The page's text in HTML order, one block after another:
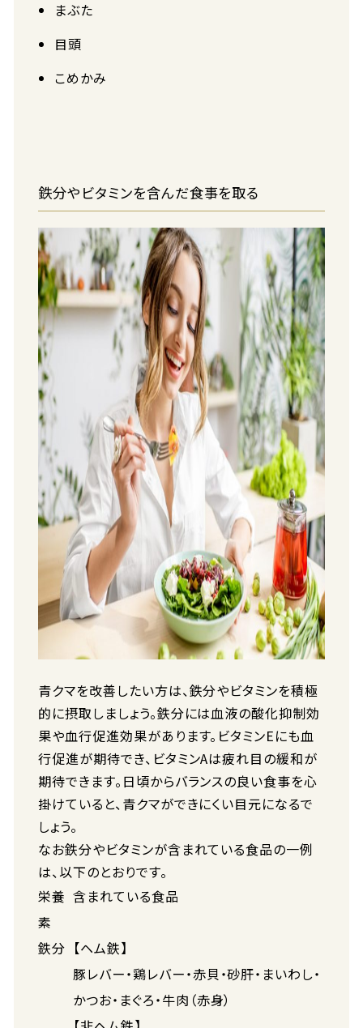
まぶた
目頭
こめかみ
鉄分やビタミンを含んだ食事を取る
青クマを改善したい方は、鉄分やビタミンを積極
的に摂取しましょう。鉄分には血液の酸化抑制効
果や血行促進効果があります。ビタミンEにも血
行促進が期待でき、ビタミンAは疲れ目の緩和が
期待できます。日頃からバランスの良い食事を心
掛けていると、青クマができにくい目元になるで
しょう。
なお鉄分やビタミンが含まれている食品の一例
は、以下のとおりです。
栄養
素
含まれている食品
鉄分 【ヘム鉄】
豚レバー・鶏レバー・赤貝・砂肝・まいわし・
かつお・まぐろ・牛肉（赤身）